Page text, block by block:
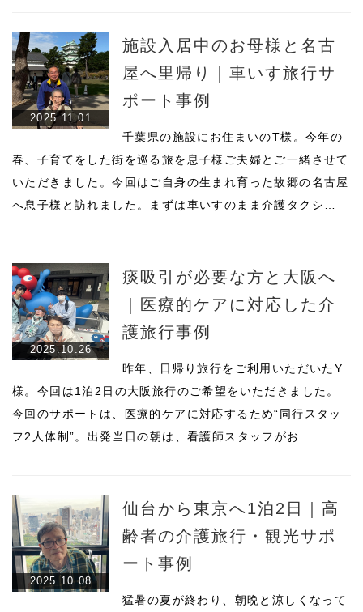
2025.11.01
施設入居中のお母様と名古
屋へ里帰り｜車いす旅行サ
ポート事例
千葉県の施設にお住まいのT様。今年の
春、子育てをした街を巡る旅を息子様ご夫婦とご一緒させて
いただきました。今回はご自身の生まれ育った故郷の名古屋
へ息子様と訪れました。まずは車いすのまま介護タクシ…
2025.10.26
痰吸引が必要な方と大阪へ
｜医療的ケアに対応した介
護旅行事例
昨年、日帰り旅行をご利用いただいたY
様。今回は1泊2日の大阪旅行のご希望をいただきました。
今回のサポートは、医療的ケアに対応するため“同行スタッ
フ2人体制”。出発当日の朝は、看護師スタッフがお…
2025.10.08
仙台から東京へ1泊2日｜高
齢者の介護旅行・観光サポ
ート事例
猛暑の夏が終わり、朝晩と涼しくなって